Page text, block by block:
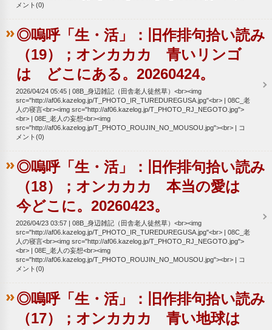
メント(0)
◎嗚呼「生・活」：旧作排句拾い読み
（19）；オンカカカ 青いリンゴ
は どこにある。20260424。
2026/04/24 05:45
08B_身辺雑記（田舎老人徒然草）<br><img
src="http://af06.kazelog.jp/T_PHOTO_IR_TUREDUREGUSA.jpg"<br>
08C_老
人の寝言<br><img src="http://af06.kazelog.jp/T_PHOTO_RJ_NEGOTO.jpg">
<br>
08E_老人の妄想<br><img
src="http://af06.kazelog.jp/T_PHOTO_ROUJIN_NO_MOUSOU.jpg"><br>
コ
メント(0)
◎嗚呼「生・活」：旧作排句拾い読み
（18）；オンカカカ 本当の愛は
今どこに。20260423。
2026/04/23 03:57
08B_身辺雑記（田舎老人徒然草）<br><img
src="http://af06.kazelog.jp/T_PHOTO_IR_TUREDUREGUSA.jpg"<br>
08C_老
人の寝言<br><img src="http://af06.kazelog.jp/T_PHOTO_RJ_NEGOTO.jpg">
<br>
08E_老人の妄想<br><img
src="http://af06.kazelog.jp/T_PHOTO_ROUJIN_NO_MOUSOU.jpg"><br>
コ
メント(0)
◎嗚呼「生・活」：旧作排句拾い読み
（17）；オンカカカ 青い地球は